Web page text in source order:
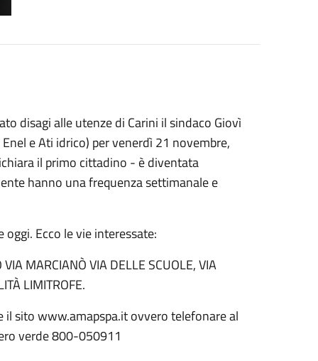
disagi alle utenze di Carini il sindaco Giovì
e Ati idrico) per venerdì 21 novembre,
il primo cittadino - è diventata
hanno una frequenza settimanale e
Ecco le vie interessate:
MARCIANÒ VIA DELLE SCUOLE, VIA
LIMITROFE.
sito www.amapspa.it ovvero telefonare al
verde 800-050911